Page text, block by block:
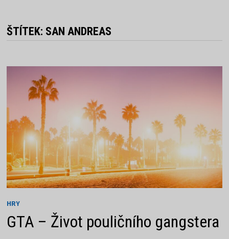
ŠTÍTEK: SAN ANDREAS
HRY
GTA – Život pouličního gangstera